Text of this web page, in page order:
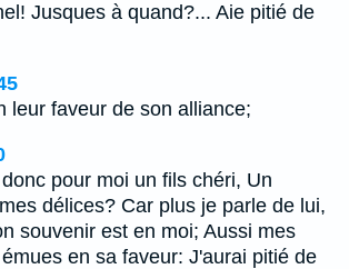
Jusques à quand?... Aie pitié de
leur faveur de son alliance;
pour moi un fils chéri, Un
délices? Car plus je parle de lui,
souvenir est en moi; Aussi mes
en sa faveur: J'aurai pitié de